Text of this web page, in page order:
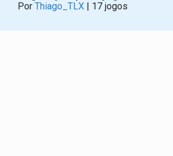
Por Thiago_TLX | 17 jogos